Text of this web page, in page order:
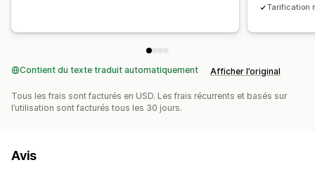
Tarification
Contient du texte traduit automatiquement Afficher l’original
Tous les frais sont facturés en USD. Les frais récurrents et basés sur
l’utilisation sont facturés tous les 30 jours.
Avis